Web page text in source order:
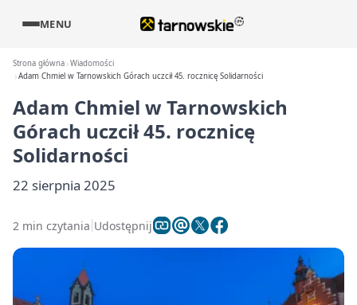
MENU
Strona główna Wiadomości
Adam Chmiel w Tarnowskich Górach uczcił 45. rocznicę Solidarności
Adam Chmiel w Tarnowskich
Górach uczcił 45. rocznicę
Solidarności
22 sierpnia 2025
2 min czytania Udostępnij